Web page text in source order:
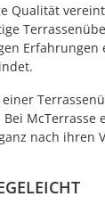
Qualität
Erfahrungen
McTerrasse
nach ihren